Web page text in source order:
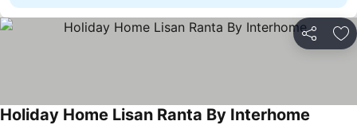
Jaa
Holiday Home Lisan Ranta By Interhome